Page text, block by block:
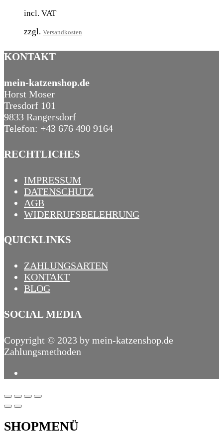
incl. VAT
zzgl. Versandkosten
KONTAKT
mein-katzenshop.de
Horst Moser
Tresdorf 101
9833 Rangersdorf
Telefon: +43 676 490 9164
RECHTLICHES
IMPRESSUM
DATENSCHUTZ
AGB
WIDERRUFSBELEHRUNG
QUICKLINKS
ZAHLUNGSARTEN
KONTAKT
BLOG
SOCIAL MEDIA
Copyright © 2023 by mein-katzenshop.de
Zahlungsmethoden
SHOPMENÜ